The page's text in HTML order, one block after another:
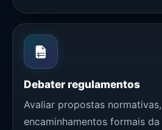
Debater regulamentos
Avaliar propostas
encaminhamentos formais da